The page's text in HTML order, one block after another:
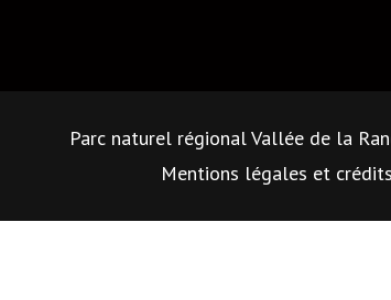
Parc naturel régional Vallée de la
Mentions légales et